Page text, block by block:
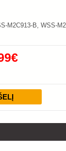
M2C913-B, WSS-